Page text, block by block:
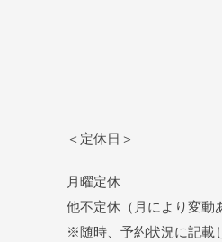
＜定休日＞
月曜定休
他不定休（月により変動
※随時、予約状況に記載